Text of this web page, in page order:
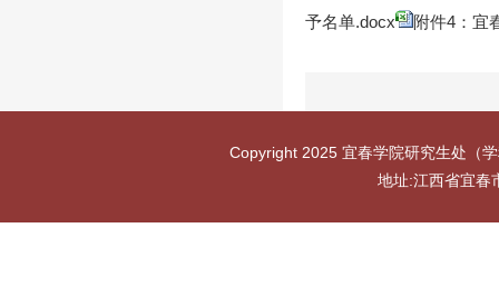
予名单.docx
附件4：宜
Copyright 2025 宜春学院研究生处（
地址:江西省宜